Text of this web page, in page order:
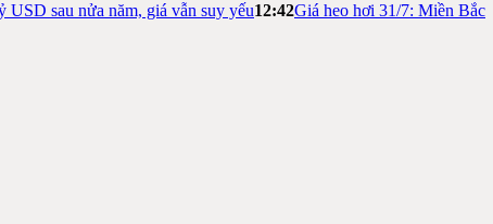
USD sau nửa năm, giá vẫn suy yếu12:42Giá heo hơi 31/7: Miền Bắc